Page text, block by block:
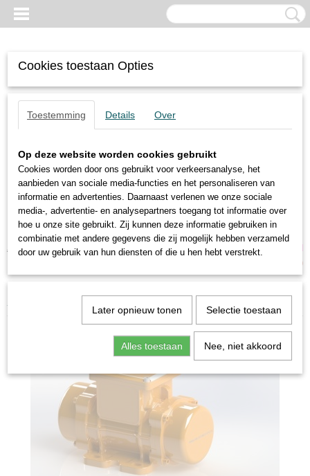
Inloggen Registreren
UW WINKELWAGEN
(0)
Home
Cookies toestaan Opties
Toestemming Details Over
Op deze website worden cookies gebruikt
Cookies worden door ons gebruikt voor verkeersanalyse, het
aanbieden van sociale media-functies en het personaliseren van
informatie en advertenties. Daarnaast verlenen we onze sociale
media-, advertentie- en analysepartners toegang tot informatie over
hoe u onze site gebruikt. Zij kunnen deze informatie gebruiken in
combinatie met andere gegevens die zij mogelijk hebben verzameld
door uw gebruik van hun diensten of die u hen hebt verstrekt.
Later opnieuw tonen Selectie toestaan
Alles toestaan Nee, niet akkoord